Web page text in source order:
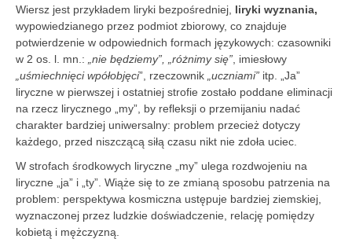
Wiersz jest przykładem liryki bezpośredniej, liryki wyznania,
wypowiedzianego przez podmiot zbiorowy, co znajduje
potwierdzenie w odpowiednich formach językowych: czasowniki
w 2 os. l. mn.:
„nie będziemy”, „różnimy się” , imiesłowy
„uśmiechnięci wpółobjęci”, rzeczownik „uczniami” itp. „Ja”
liryczne w pierwszej i ostatniej strofie zostało poddane eliminacji
na rzecz lirycznego „my”, by refleksji o przemijaniu nadać
charakter bardziej uniwersalny: problem przecież dotyczy
każdego, przed niszczącą siłą czasu nikt nie zdoła uciec.
W strofach środkowych liryczne „my” ulega rozdwojeniu na
liryczne „ja” i „ty”. Wiąże się to ze zmianą sposobu patrzenia na
problem: perspektywa kosmiczna ustępuje bardziej ziemskiej,
wyznaczonej przez ludzkie doświadczenie, relację pomiędzy
kobietą i mężczyzną.